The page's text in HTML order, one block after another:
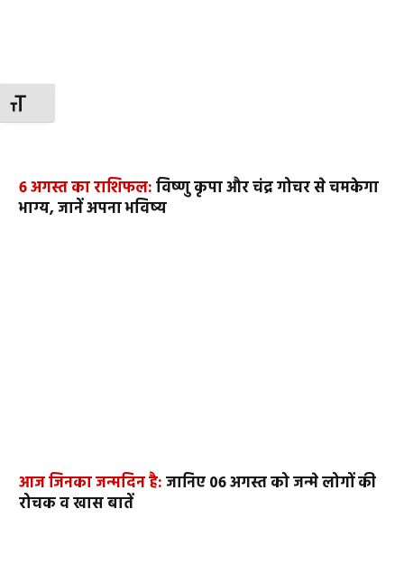
TOGGLE FONT SIZE
6 अगस्त का राशिफल:विष्णु कृपा और चंद्र गोचर से चमकेगा
भाग्य, जानें अपना भविष्य
आज जिनका जन्मदिन है:जानिए 06 अगस्त को जन्मे लोगों की
रोचक व खास बातें